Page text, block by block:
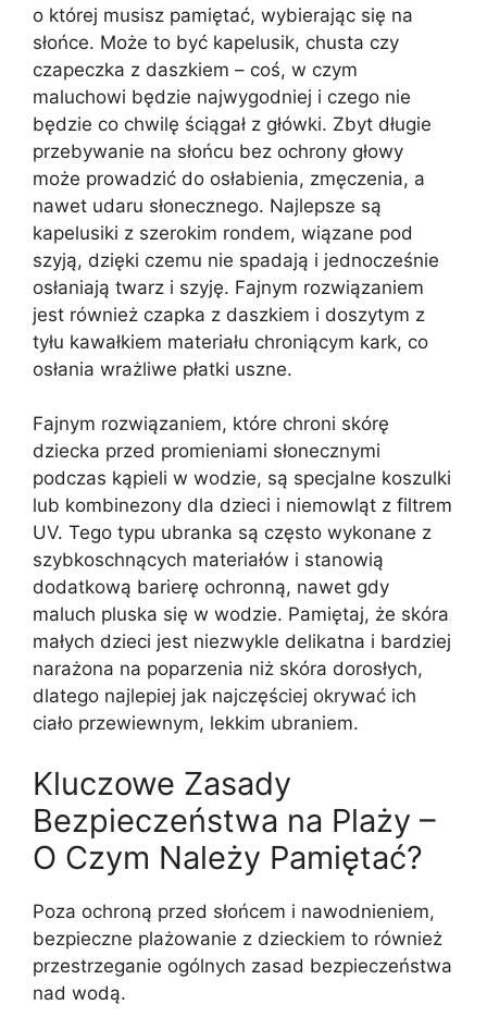
o której musisz pamiętać, wybierając się na
słońce. Może to być kapelusik, chusta czy
czapeczka z daszkiem – coś, w czym
maluchowi będzie najwygodniej i czego nie
będzie co chwilę ściągał z główki. Zbyt długie
przebywanie na słońcu bez ochrony głowy
może prowadzić do osłabienia, zmęczenia, a
nawet udaru słonecznego. Najlepsze są
kapelusiki z szerokim rondem, wiązane pod
szyją, dzięki czemu nie spadają i jednocześnie
osłaniają twarz i szyję. Fajnym rozwiązaniem
jest również czapka z daszkiem i doszytym z
tyłu kawałkiem materiału chroniącym kark, co
osłania wrażliwe płatki uszne.
Fajnym rozwiązaniem, które chroni skórę
dziecka przed promieniami słonecznymi
podczas kąpieli w wodzie, są specjalne koszulki
lub kombinezony dla dzieci i niemowląt z filtrem
UV. Tego typu ubranka są często wykonane z
szybkoschnących materiałów i stanowią
dodatkową barierę ochronną, nawet gdy
maluch pluska się w wodzie. Pamiętaj, że skóra
małych dzieci jest niezwykle delikatna i bardziej
narażona na poparzenia niż skóra dorosłych,
dlatego najlepiej jak najczęściej okrywać ich
ciało przewiewnym, lekkim ubraniem.
Kluczowe Zasady
Bezpieczeństwa na Plaży –
O Czym Należy Pamiętać?
Poza ochroną przed słońcem i nawodnieniem,
bezpieczne plażowanie z dzieckiem to również
przestrzeganie ogólnych zasad bezpieczeństwa
nad wodą.